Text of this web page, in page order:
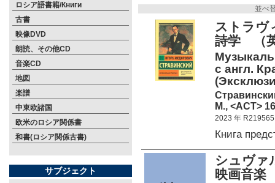
ロシア語書籍/Книги
古書
映像DVD
朗読、その他CD
音楽CD
地図
楽譜
中東欧諸国
欧米のロシア関係書
和書(ロシア関係古書)
サブジェクト
並べ
ストラヴ
詩学 （
с англ.
М., <АСТ>
2023 年 R219565
Книга
シュヴァ
映画音楽